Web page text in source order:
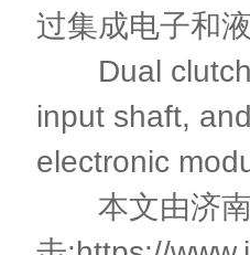
过集成电子和
Dual clutch
input shaft,
electronic
本文由济